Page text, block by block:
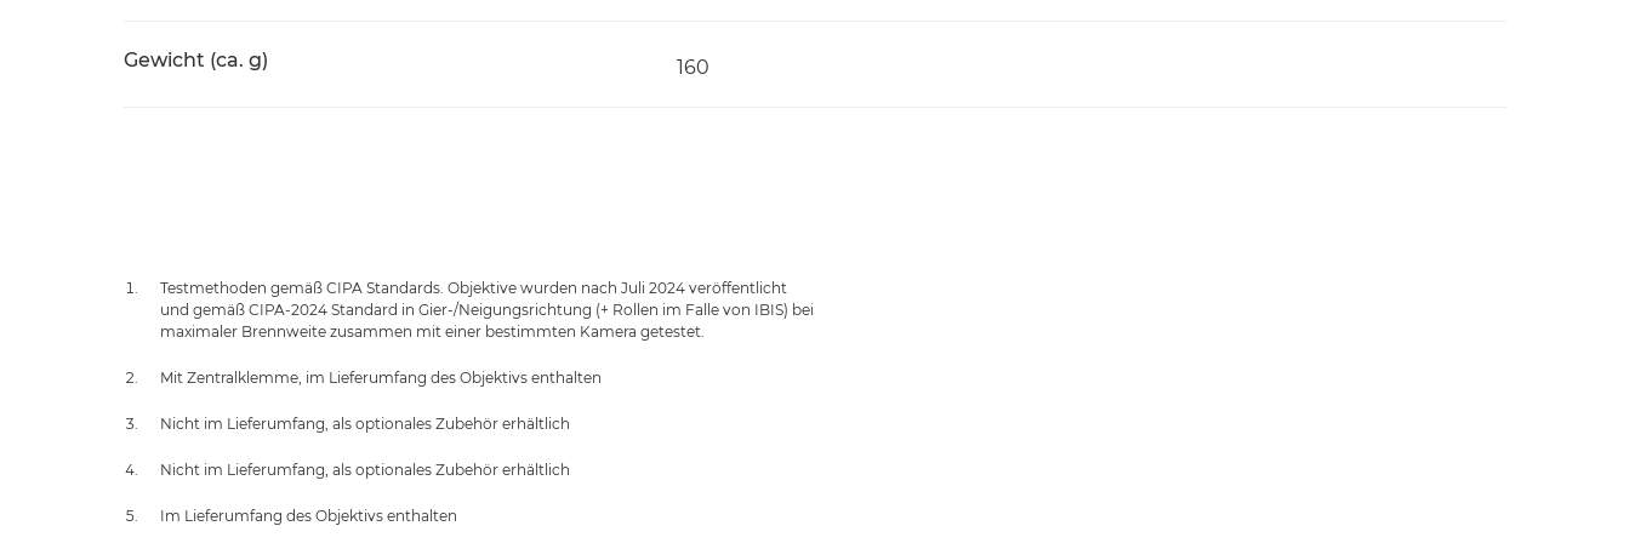
Gewicht (ca. g) 160
Testmethoden gemäß CIPA Standards. Objektive wurden nach Juli 2024 veröffentlicht
und gemäß CIPA-2024 Standard in Gier-/Neigungsrichtung (+ Rollen im Falle von IBIS) bei
maximaler Brennweite zusammen mit einer bestimmten Kamera getestet.
Mit Zentralklemme, im Lieferumfang des Objektivs enthalten
Nicht im Lieferumfang, als optionales Zubehör erhältlich
Nicht im Lieferumfang, als optionales Zubehör erhältlich
Im Lieferumfang des Objektivs enthalten